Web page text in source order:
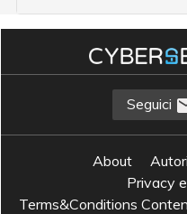
Seguici
About Autori
Privacy
Terms&Conditions